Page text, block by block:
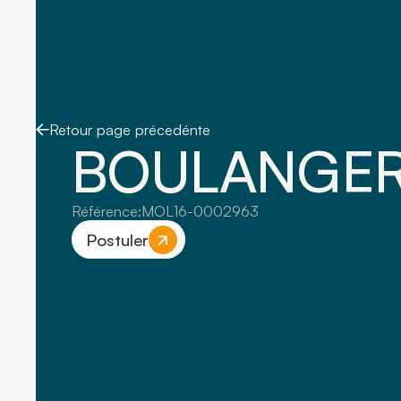
Retour page précedénte
Référence:MOL16-0002963
Postuler